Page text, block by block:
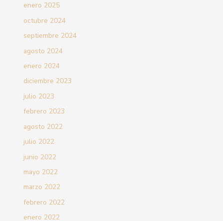
enero 2025
octubre 2024
septiembre 2024
agosto 2024
enero 2024
diciembre 2023
julio 2023
febrero 2023
agosto 2022
julio 2022
junio 2022
mayo 2022
marzo 2022
febrero 2022
enero 2022